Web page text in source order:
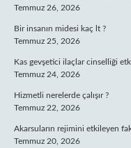
Temmuz 26, 2026
Bir insanın midesi kaç lt ?
Temmuz 25, 2026
Kas gevşetici ilaçlar cinselliği
Temmuz 24, 2026
Hizmetli nerelerde çalışır ?
Temmuz 22, 2026
Akarsuların rejimini etkileyen
Temmuz 20, 2026